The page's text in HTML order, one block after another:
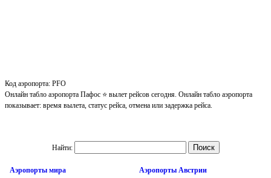
Код аэропорта: PFO
Онлайн табло аэропорта Пафос ⭐ вылет рейсов сегодня. Онлайн табло аэропорта
показывает: время вылета, статус рейса, отмена или задержка рейса.
Найти:
Аэропорты мира Аэропорты Австрии